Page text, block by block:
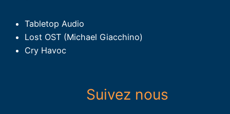
Tabletop Audio
Lost OST (Michael Giacchino)
Cry Havoc
Suivez nous